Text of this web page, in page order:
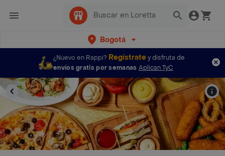
Bogotá
¿Nuevo en Rappi? Regístratey disfruta de
envíos gratis por semanas Aplican TyC